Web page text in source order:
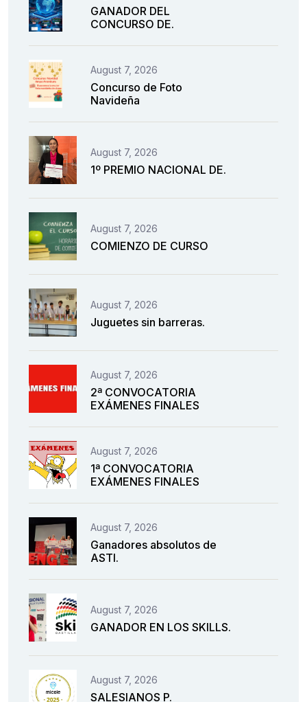
GANADOR DEL
CONCURSO DE.
August 7, 2026
Concurso de Foto
Navideña
August 7, 2026
1º PREMIO NACIONAL DE.
August 7, 2026
COMIENZO DE CURSO
August 7, 2026
Juguetes sin barreras.
August 7, 2026
2ª CONVOCATORIA
EXÁMENES FINALES
August 7, 2026
1ª CONVOCATORIA
EXÁMENES FINALES
August 7, 2026
Ganadores absolutos de
ASTI.
August 7, 2026
GANADOR EN LOS SKILLS.
August 7, 2026
SALESIANOS P.